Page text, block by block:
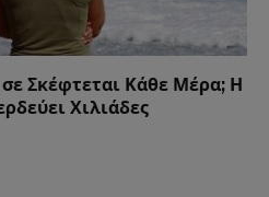
Σκέφτεται Κάθε Μέρα; Η
Χιλιάδες